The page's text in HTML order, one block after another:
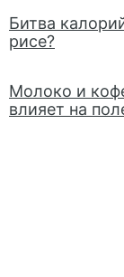
Битва
рисе?
Молоко и
влияет на